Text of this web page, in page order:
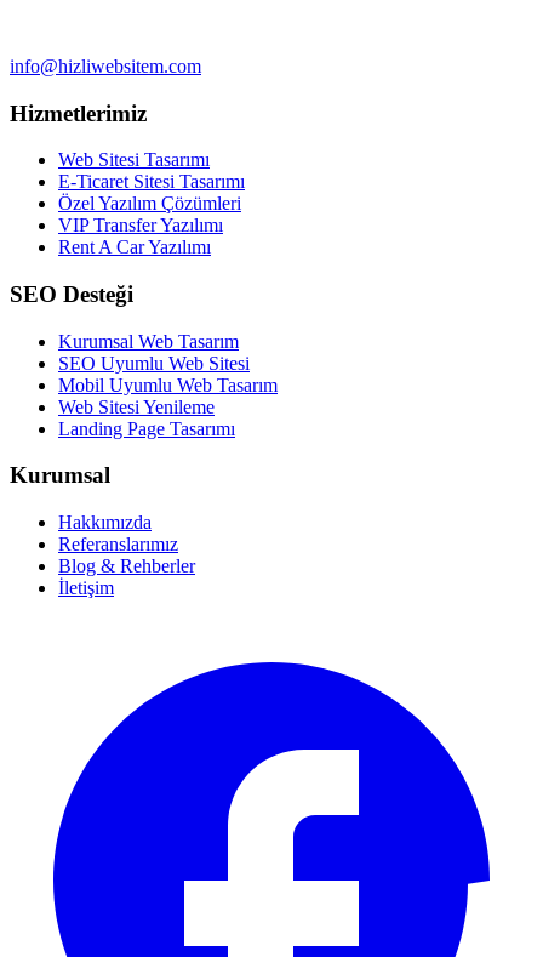
info@hizliwebsitem.com
Hizmetlerimiz
Web Sitesi Tasarımı
E-Ticaret Sitesi Tasarımı
Özel Yazılım Çözümleri
VIP Transfer Yazılımı
Rent A Car Yazılımı
SEO Desteği
Kurumsal Web Tasarım
SEO Uyumlu Web Sitesi
Mobil Uyumlu Web Tasarım
Web Sitesi Yenileme
Landing Page Tasarımı
Kurumsal
Hakkımızda
Referanslarımız
Blog & Rehberler
İletişim